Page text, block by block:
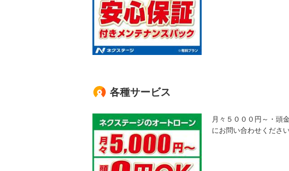
各種サービス
月々５０００円～・頭
にお問い合わせください